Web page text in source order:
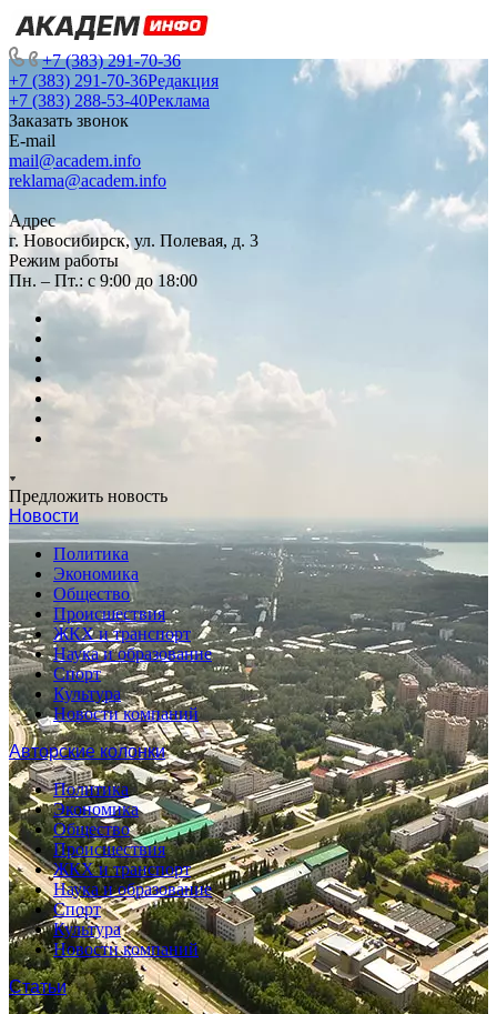
+7 (383) 291-70-36
+7 (383) 291-70-36Редакция
+7 (383) 288-53-40Реклама
Заказать звонок
E-mail
mail@academ.info
reklama@academ.info
Адрес
г. Новосибирск, ул. Полевая, д. 3
Режим работы
Пн. – Пт.: с 9:00 до 18:00
Предложить новость
Новости
Политика
Экономика
Общество
Происшествия
ЖКХ и транспорт
Наука и образование
Спорт
Культура
Новости компаний
Авторские колонки
Политика
Экономика
Общество
Происшествия
ЖКХ и транспорт
Наука и образование
Спорт
Культура
Новости компаний
Статьи